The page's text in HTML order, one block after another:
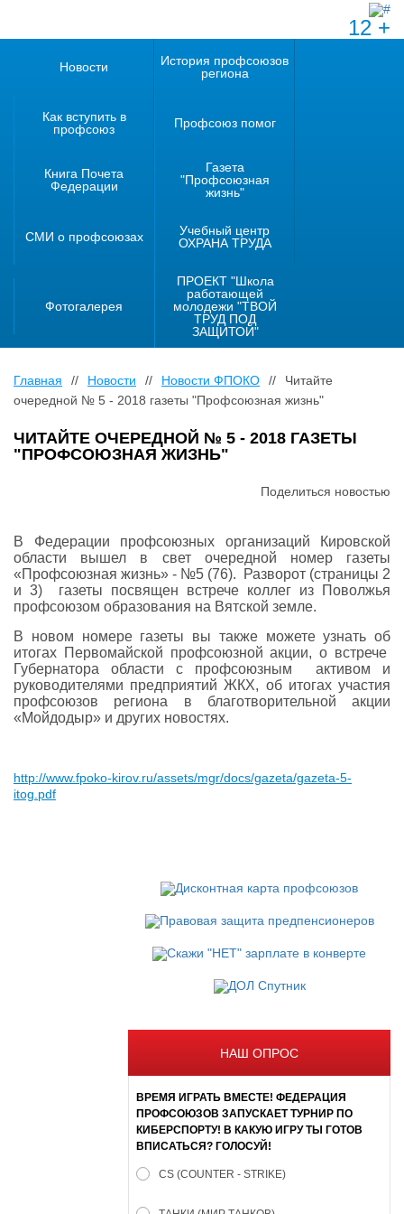
12 +
Новости
История профсоюзов
региона
Как вступить в
профсоюз
Профсоюз помог
Книга Почета
Федерации
Газета
"Профсоюзная
жизнь"
СМИ о профсоюзах
Учебный центр
ОХРАНА ТРУДА
Фотогалерея
ПРОЕКТ "Школа
работающей
молодежи "ТВОЙ
ТРУД ПОД
ЗАЩИТОЙ"
Главная // Новости // Новости ФПОКО //
Читайте
очередной № 5 - 2018 газеты "Профсоюзная жизнь"
ЧИТАЙТЕ ОЧЕРЕДНОЙ № 5 - 2018 ГАЗЕТЫ
"ПРОФСОЮЗНАЯ ЖИЗНЬ"
Поделиться новостью
В Федерации профсоюзных организаций Кировской
области вышел в свет очередной номер газеты
«Профсоюзная жизнь» - №5 (76). Разворот (страницы 2
и 3) газеты посвящен встрече коллег из Поволжья
профсоюзом образования на Вятской земле.
В новом номере газеты вы также можете узнать об
итогах Первомайской профсоюзной акции, о встрече
Губернатора области с профсоюзным активом и
руководителями предприятий ЖКХ, об итогах участия
профсоюзов региона в благотворительной акции
«Мойдодыр» и других новостях.
http://www.fpoko-kirov.ru/assets/mgr/docs/gazeta/gazeta-5-
itog.pdf
НАШ ОПРОС
ВРЕМЯ ИГРАТЬ ВМЕСТЕ! ФЕДЕРАЦИЯ
ПРОФСОЮЗОВ ЗАПУСКАЕТ ТУРНИР ПО
КИБЕРСПОРТУ! В КАКУЮ ИГРУ ТЫ ГОТОВ
ВПИСАТЬСЯ? ГОЛОСУЙ!
CS (COUNTER - STRIKE)